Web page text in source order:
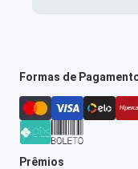
Formas de
Prêmios